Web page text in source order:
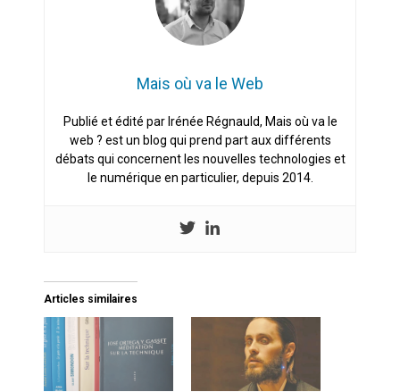
Mais où va le Web
Publié et édité par Irénée Régnauld, Mais où va le
web ? est un blog qui prend part aux différents
débats qui concernent les nouvelles technologies et
le numérique en particulier, depuis 2014.
Articles similaires